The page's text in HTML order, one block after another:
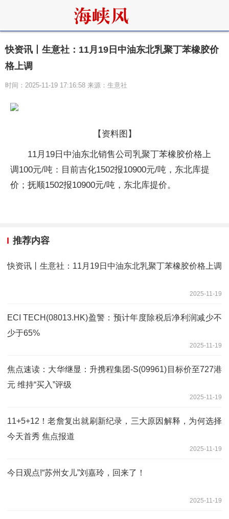
快资讯丨生意社：11月19日中油东北乳聚丁苯橡胶价
格上调
时间：2025-11-19 17:16:58 来源：生意社
【资料图】
11月19日中油东北销售公司乳聚丁苯橡胶价格上
调100元/吨：目前吉化1502报10900元/吨，东北库提
价；抚顺1502报10900元/吨，东北库提价。
推荐内容
快资讯丨生意社：11月19日中油东北乳聚丁苯橡胶价格上调
2025-11-19
ECI TECH(08013.HK)盈警：预计年度除税后净利润减少不
少于65%
2025-11-19
焦点速读：大华继显：升携程集团-S(09961)目标价至727港
元 维持“买入”评级
2025-11-19
11+5+12！老詹复出就刷新纪录，三大原因解释，为何选择
今天首秀 焦点报道
2025-11-19
今日观点!“苏州女儿”刘嘉玲，回来了！
2025-11-19